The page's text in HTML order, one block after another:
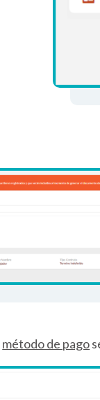
método de pago